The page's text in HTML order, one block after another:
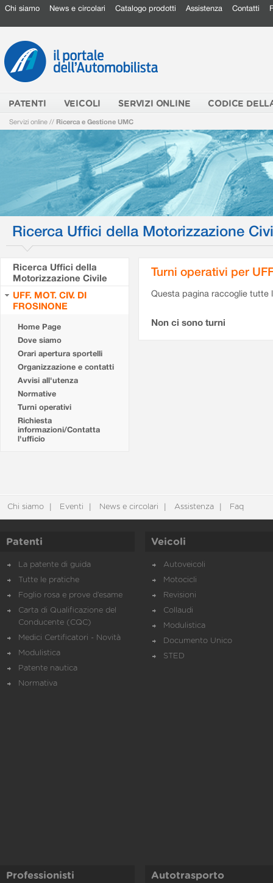
Chi siamo News e circolari Catalogo prodotti Assistenza Contatti
PATENTI VEICOLI SERVIZI ONLINE CODICE
Servizi online // Ricerca e Gestione UMC
Ricerca Uffici della Motorizzazione
Ricerca Uffici della
Motorizzazione Civile
UFF. MOT. CIV. DI
FROSINONE
Home Page
Dove siamo
Orari apertura sportelli
Organizzazione e contatti
Avvisi all'utenza
Normative
Turni operativi
Richiesta
informazioni/Contatta
l'ufficio
Turni operativi per
Questa pagina raccoglie tutte
Non ci sono turni
Chi siamo Eventi News e circolari Assistenza Faq
Patenti
La patente di guida
Tutte le pratiche
Foglio rosa e prove d’esame
Carta di Qualificazione del
Conducente (CQC)
Medici Certificatori - Novità
Modulistica
Patente nautica
Normativa
Veicoli
Autoveicoli
Motocicli
Revisioni
Collaudi
Modulistica
Documento Unico
STED
Professionisti Autotrasporto